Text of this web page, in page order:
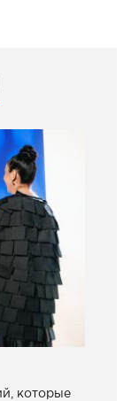
которые